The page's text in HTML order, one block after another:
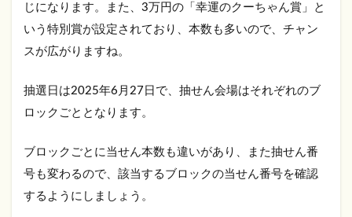
じになります。また、3万円の「幸運のクーちゃん賞」と
いう特別賞が設定されており、本数も多いので、チャン
スが広がりますね。
抽選日は2025年6月27日で、抽せん会場はそれぞれのブ
ロックごととなります。
ブロックごとに当せん本数も違いがあり、また抽せん番
号も変わるので、該当するブロックの当せん番号を確認
するようにしましょう。